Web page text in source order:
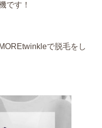
です！
で脱毛をし